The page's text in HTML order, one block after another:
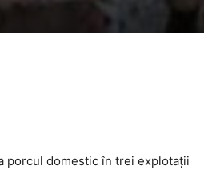
porcul domestic în trei explotații